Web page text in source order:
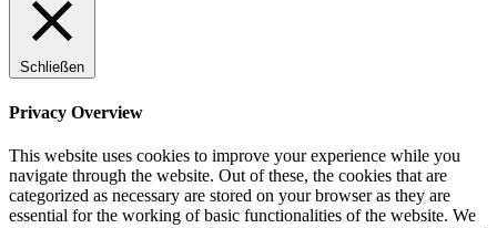
Schließen
Privacy Overview
This website uses cookies to improve your experience while you
navigate through the website. Out of these, the cookies that are
categorized as necessary are stored on your browser as they are
essential for the working of basic functionalities of the website. We